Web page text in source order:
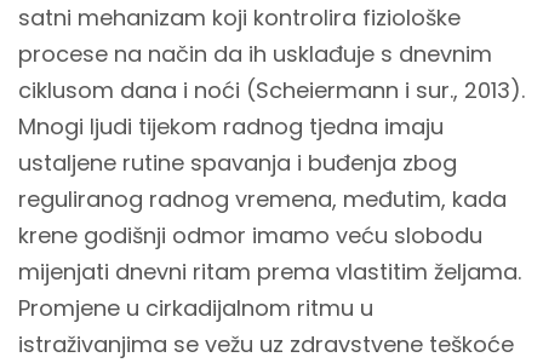
satni mehanizam koji kontrolira fiziološke
procese na način da ih usklađuje s dnevnim
ciklusom dana i noći (Scheiermann i sur., 2013).
Mnogi ljudi tijekom radnog tjedna imaju
ustaljene rutine spavanja i buđenja zbog
reguliranog radnog vremena, međutim, kada
krene godišnji odmor imamo veću slobodu
mijenjati dnevni ritam prema vlastitim željama.
Promjene u cirkadijalnom ritmu u
istraživanjima se vežu uz zdravstvene teškoće